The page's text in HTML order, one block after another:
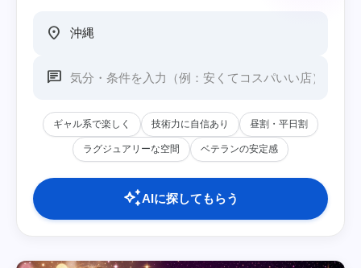
location_on
chat
ギャル系で楽しく 技術力に自信あり 昼割・平日割
ラグジュアリーな空間 ベテランの安定感
auto_awesomeAIに探してもらう